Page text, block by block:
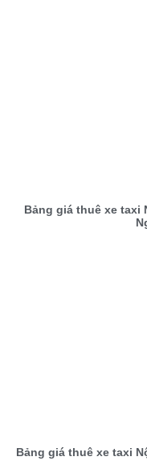
Bảng giá thuê xe taxi
Bảng giá thuê xe taxi